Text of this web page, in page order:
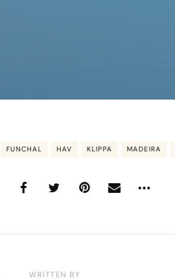
FUNCHAL HAV KLIPPA MADEIRA
WRITTEN BY